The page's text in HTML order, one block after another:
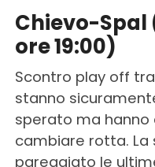
Chievo-Spal
ore 19:00)
Scontro play off
stanno
sperato ma
cambiare rotta. La
pareggiato le